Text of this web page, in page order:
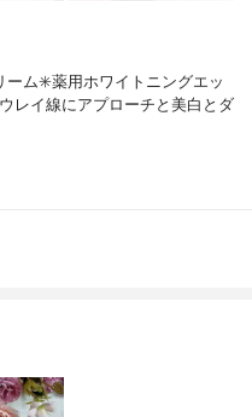
ム✳️薬用ホワイトニングエッ
レイ線にアプローチと美白とダ